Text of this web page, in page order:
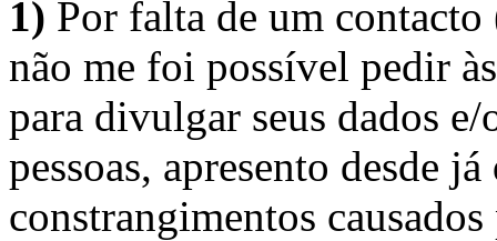
1) Por falta de um
não me foi possível pedir
para divulgar seus dados
pessoas, apresento desde
constrangimentos